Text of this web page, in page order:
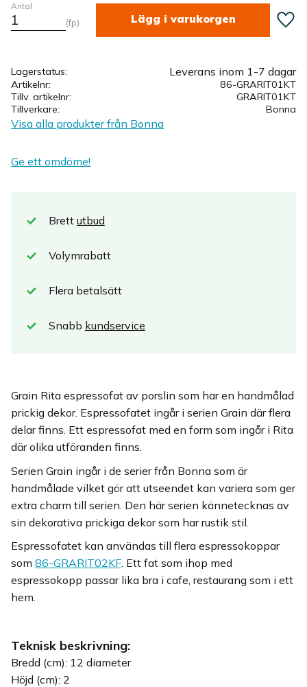
Antal
fp Lägg
Lagerstatus Leverans inom 1-7 dagar
Artikelnr
86-GRARIT01KT
Tillv. artikelnr
GRARIT01KT
Tillverkare
Bonna
Visa alla produkter från Bonna
Ge ett omdöme!
Brett utbud
Volymrabatt
Flera betalsätt
Snabb kundservice
Grain Rita espressofat av porslin som har en handmålad
prickig dekor. Espressofatet ingår i serien Grain där flera
delar finns. Ett espressofat med en form som ingår i Rita
där olika utföranden finns.
Serien Grain ingår i de serier från Bonna som är
handmålade vilket gör att utseendet kan variera som ger
extra charm till serien. Den här serien kännetecknas av
sin dekorativa prickiga dekor som har rustik stil.
Espressofatet kan användas till flera espressokoppar
som 86-GRARIT02KF. Ett fat som ihop med
espressokopp passar lika bra i cafe, restaurang som i ett
hem.
Teknisk beskrivning:
Bredd (cm): 12 diameter
Höjd (cm): 2